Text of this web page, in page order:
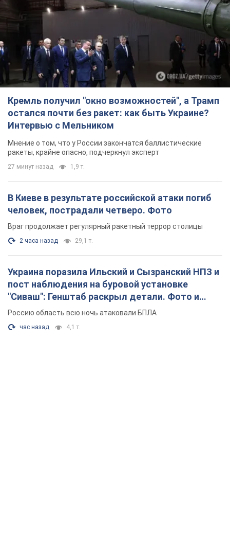
Кремль получил "окно возможностей", а Трамп
остался почти без ракет: как быть Украине?
Интервью с Мельником
Мнение о том, что у России закончатся баллистические
ракеты, крайне опасно, подчеркнул эксперт
27 минут назад 1,9 т.
В Киеве в результате российской атаки погиб
человек, пострадали четверо. Фото
Враг продолжает регулярный ракетный террор столицы
2 часа назад 29,1 т.
Украина поразила Ильский и Сызранский НПЗ и
пост наблюдения на буровой установке
"Сиваш": Генштаб раскрыл детали. Фото и
видео
Россию область всю ночь атаковали БПЛА
час назад 4,1 т.